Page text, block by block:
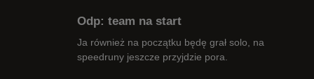
Odp: team na start
Ja również na początku będę grał solo, na
speedruny jeszcze przyjdzie pora.